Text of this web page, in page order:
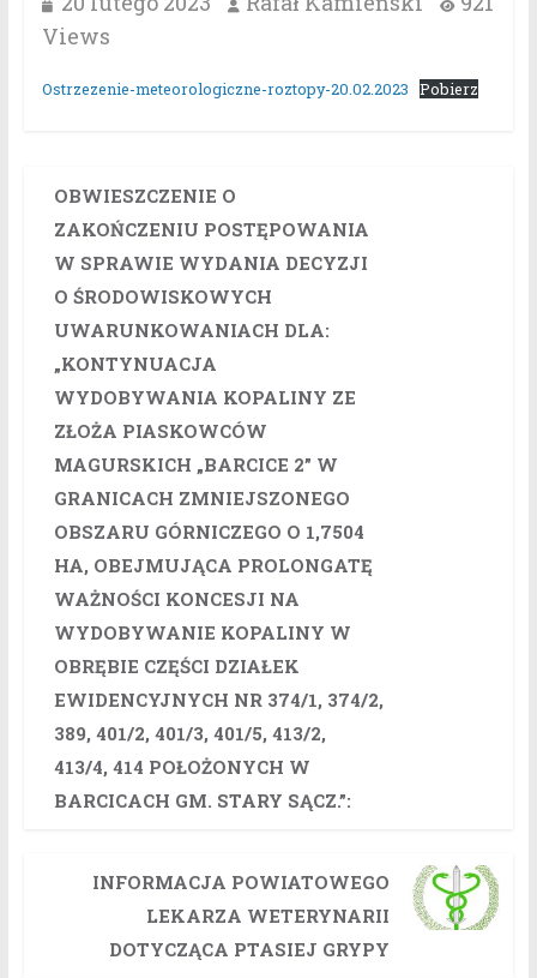
Views
Ostrzezenie-meteorologiczne-roztopy-20.02.2023 Pobierz
OBWIESZCZENIE O
ZAKOŃCZENIU POSTĘPOWANIA
W SPRAWIE WYDANIA DECYZJI
O ŚRODOWISKOWYCH
UWARUNKOWANIACH DLA:
„KONTYNUACJA
WYDOBYWANIA KOPALINY ZE
ZŁOŻA PIASKOWCÓW
MAGURSKICH „BARCICE 2” W
GRANICACH ZMNIEJSZONEGO
OBSZARU GÓRNICZEGO O 1,7504
HA, OBEJMUJĄCA PROLONGATĘ
WAŻNOŚCI KONCESJI NA
WYDOBYWANIE KOPALINY W
OBRĘBIE CZĘŚCI DZIAŁEK
EWIDENCYJNYCH NR 374/1, 374/2,
389, 401/2, 401/3, 401/5, 413/2,
413/4, 414 POŁOŻONYCH W
BARCICACH GM. STARY SĄCZ.”:
INFORMACJA POWIATOWEGO
LEKARZA WETERYNARII
DOTYCZĄCA PTASIEJ GRYPY